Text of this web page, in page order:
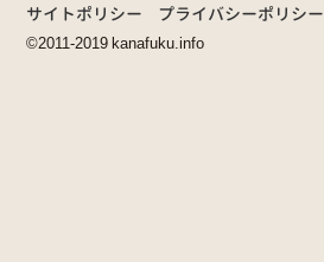
サイトポリシー プライバシーポリシー
©2011-2019 kanafuku.info